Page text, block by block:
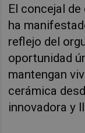
El concejal de
ha
reflejo del
oportunidad
mantengan
cerámica
innovadora y